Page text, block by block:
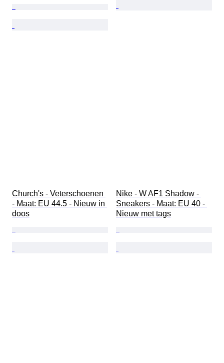
Church's - Veterschoenen
- Maat: EU 44.5 - Nieuw in
doos
Nike - W AF1 Shadow -
Sneakers - Maat: EU 40 -
Nieuw met tags